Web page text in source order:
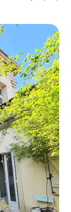
gosti”